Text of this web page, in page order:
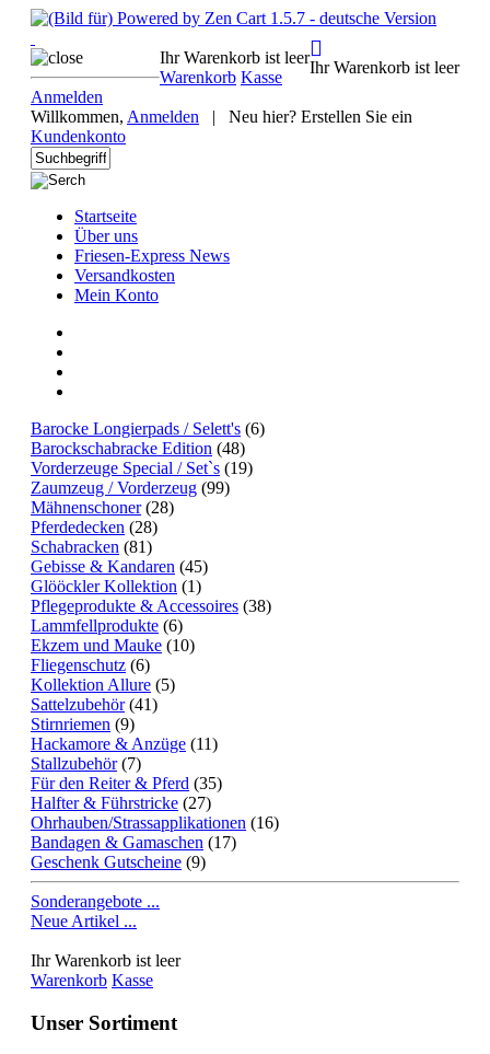
Ihr Warenkorb ist leer
Warenkorb Kasse
Ihr Warenkorb ist leer
Anmelden
Willkommen, Anmelden |
Neu hier? Erstellen Sie ein
Kundenkonto
Startseite
Über uns
Friesen-Express News
Versandkosten
Mein Konto
Barocke Longierpads / Selett's (6)
Barockschabracke Edition (48)
Vorderzeuge Special / Set`s (19)
Zaumzeug / Vorderzeug (99)
Mähnenschoner(28)
Pferdedecken (28)
Schabracken (81)
Gebisse & Kandaren (45)
Glööckler Kollektion (1)
Pflegeprodukte & Accessoires (38)
Lammfellprodukte (6)
Ekzem und Mauke (10)
Fliegenschutz (6)
Kollektion Allure (5)
Sattelzubehör(41)
Stirnriemen (9)
Hackamore & Anzüge (11)
Stallzubehör(7)
Für den Reiter & Pferd (35)
Halfter & Führstricke (27)
Ohrhauben/Strassapplikationen (16)
Bandagen & Gamaschen (17)
Geschenk Gutscheine (9)
Sonderangebote ...
Neue Artikel ...
Ihr Warenkorb ist leer
Warenkorb Kasse
Unser Sortiment